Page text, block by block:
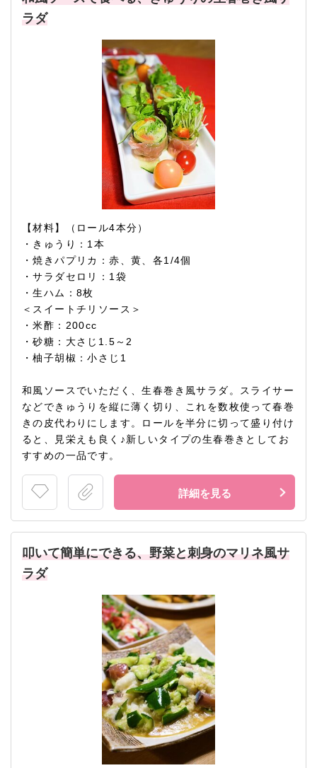
ラダ
【材料】（ロール4本分）
・きゅうり：1本
・焼きパプリカ：赤、黄、各1/4個
・サラダセロリ：1袋
・生ハム：8枚
＜スイートチリソース＞
・米酢：200cc
・砂糖：大さじ1.5～2
・柚子胡椒：小さじ1
和風ソースでいただく、生春巻き風サラダ。スライサー
などできゅうりを縦に薄く切り、これを数枚使って春巻
きの皮代わりにします。ロールを半分に切って盛り付け
ると、見栄えも良く♪新しいタイプの生春巻きとしてお
すすめの一品です。
詳細を見る
叩いて簡単にできる、野菜と刺身のマリネ風サ
ラダ